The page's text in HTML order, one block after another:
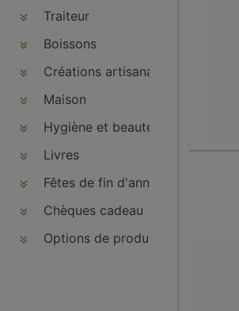
Traiteur
Boissons
Créations artisanales
Maison
Hygiène et beauté
Livres
Fêtes de fin d'année
Chèques cadeau
Options de produits